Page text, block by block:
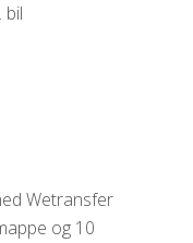
bil
Wetransfer
og 10